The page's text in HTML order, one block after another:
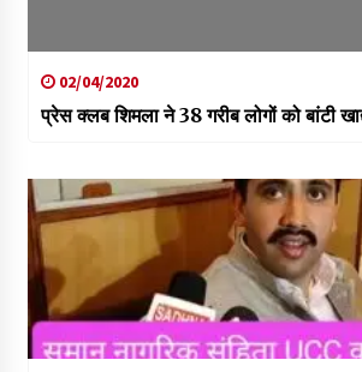
02/04/2020
प्रेस क्लब शिमला ने 38 गरीब लोगों को बांटी